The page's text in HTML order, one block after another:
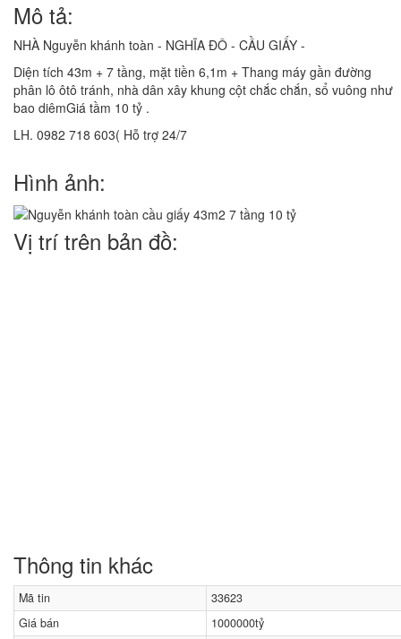
Mô tả:
NHÀ Nguyễn khánh toàn - NGHĨA ĐÔ - CẦU GIẤY -
Diện tích 43m + 7 tầng, mặt tiền 6,1m + Thang máy gần đường
phân lô ôtô tránh, nhà dân xây khung cột chắc chắn, sổ vuông như
bao diêmGiá tầm 10 tỷ .
LH. 0982 718 603( Hỗ trợ 24/7
Hình ảnh:
Vị trí trên bản đồ:
Thông tin khác
Mã tin
33623
Giá bán
1000000tỷ